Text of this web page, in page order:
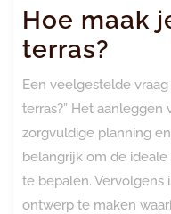
Hoe maak
terras?
Een veelgestelde
terras?” Het aanleggen
zorgvuldige planning
belangrijk om de
te bepalen. Vervolgens
ontwerp te maken